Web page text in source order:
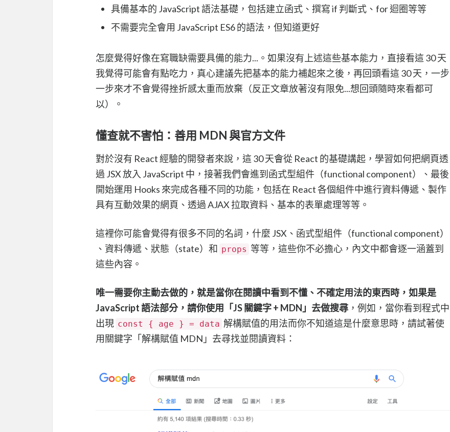
具備基本的 JavaScript 語法基礎，包括建立函式、撰寫 if 判斷式、for 迴圈等等
不需要完全會用 JavaScript ES6 的語法，但知道更好
怎麼覺得好像在寫職缺需要具備的能力...。如果沒有上述這些基本能力，直接看這 30 天
我覺得可能會有點吃力，真心建議先把基本的能力補起來之後，再回頭看這 30 天，一步
一步來才不會覺得挫折感太重而放棄（反正文章放著沒有限免...想回頭隨時來看都可
以）。
懂查就不害怕：善用 MDN 與官方文件
對於沒有 React 經驗的開發者來說，這 30 天會從 React 的基礎講起，學習如何把網頁透
過 JSX 放入 JavaScript 中，接著我們會進到函式型組件（functional component）、最後
開始運用 Hooks 來完成各種不同的功能，包括在 React 各個組件中進行資料傳遞、製作
具有互動效果的網頁、透過 AJAX 拉取資料、基本的表單處理等等。
這裡你可能會覺得有很多不同的名詞，什麼 JSX、函式型組件（functional component）
、資料傳遞、狀態（state）和 props 等等，這些你不必擔心，內文中都會逐一涵蓋到
這些內容。
唯一需要你主動去做的，就是當你在閱讀中看到不懂、不確定用法的東西時，如果是
JavaScript 語法部分，請你使用「JS 關鍵字 + MDN」去做搜尋 ，例如，當你看到程式中
出現 const { age } = data 解構賦值的用法而你不知道這是什麼意思時，請試著使
用關鍵字「解構賦值 MDN」去尋找並閱讀資料：